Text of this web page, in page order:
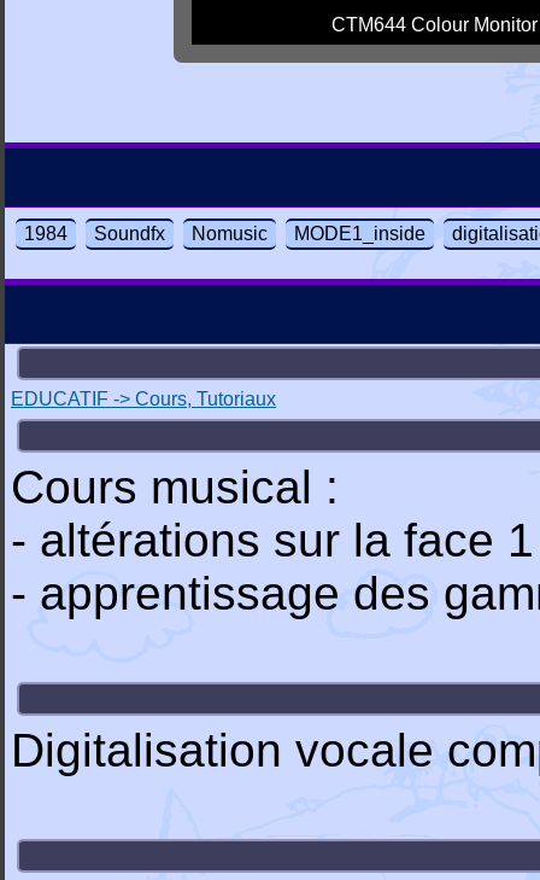
CTM644 Colour Monitor
1984 Soundfx Nomusic MODE1_inside
EDUCATIF -> Cours, Tutoriaux
Cours musical :
- altérations sur la face 1
- apprentissage des
Digitalisation vocale